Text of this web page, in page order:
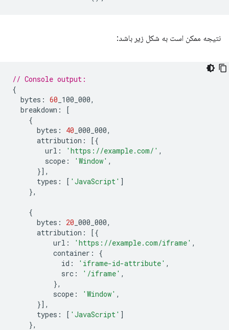
نتیجه ممکن است به شکل زیر باشد:
// Console output:
{
bytes : 60 _100_000,
breakdown :
[
{
bytes : 40 _000_000,
attribution :
[{
url : 'https://example.com/' ,
scope : 'Window' ,
}],
types : [ 'JavaScript' ]
},
{
bytes : 20 _000_000,
attribution :
[{
url : 'https://example.com/iframe' ,
container :
{
id : 'iframe-id-attribute' ,
src : '/iframe' ,
},
scope : 'Window' ,
}],
types : [ 'JavaScript' ]
},